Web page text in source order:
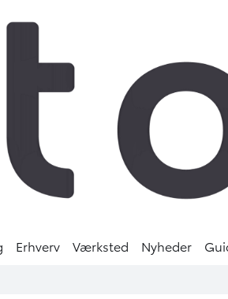
Erhverv Værksted Nyheder